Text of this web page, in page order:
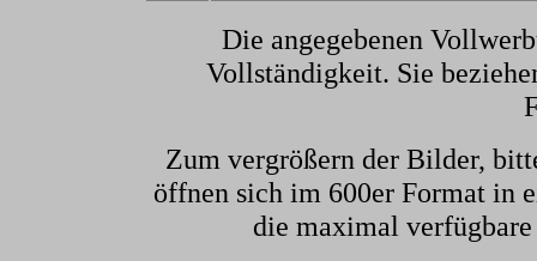
Die angegebenen
Vollständigkeit. Sie
Zum vergrößern der Bilder,
öffnen sich im 600er Format in
die maximal